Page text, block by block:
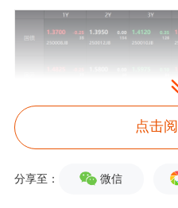
点击
分享至： 微信